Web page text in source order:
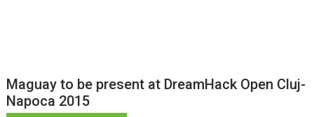
Maguay to be present at DreamHack Open Cluj-
Napoca 2015